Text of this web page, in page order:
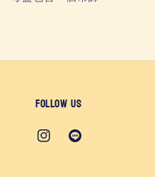
Follow us